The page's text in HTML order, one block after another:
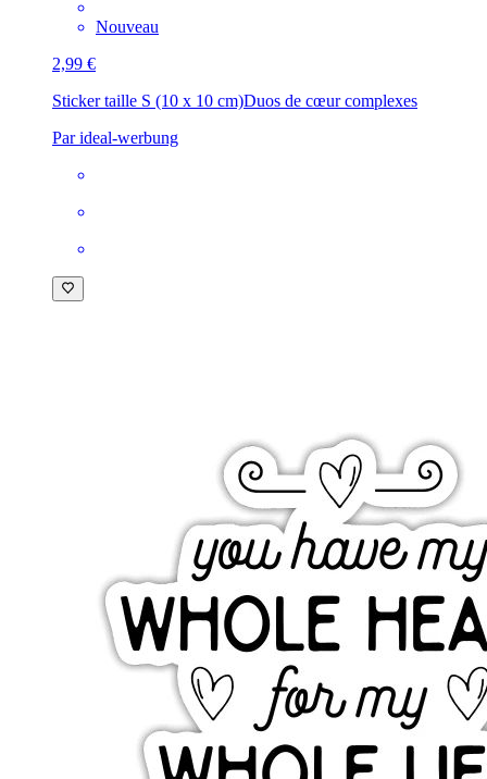
Nouveau
2,99 €
Sticker taille S (10 x 10 cm)Duos de cœur complexes
Par ideal-werbung